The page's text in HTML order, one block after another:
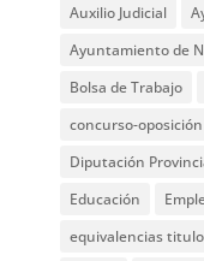
Auxilio Judicial
Ayuntamiento de
Bolsa de Trabajo
concurso-oposición
Diputación
Educación
equivalencias